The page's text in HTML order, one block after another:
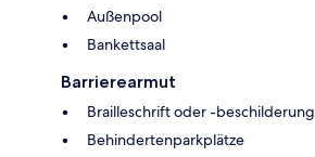
Außenpool
Bankettsaal
Barrierearmut
Brailleschrift oder -beschilderung
Behindertenparkplätze